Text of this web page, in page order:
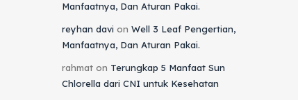
Manfaatnya, Dan Aturan Pakai.
reyhan davi on Well 3 Leaf Pengertian,
Manfaatnya, Dan Aturan Pakai.
rahmaton Terungkap 5 Manfaat Sun
Chlorella dari CNI untuk Kesehatan